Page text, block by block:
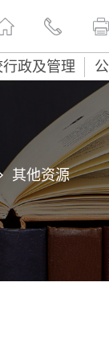
政及管理
其他资源